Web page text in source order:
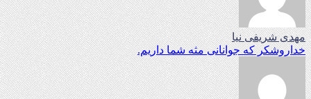
مهدی شریفی نیا
خداروشکر که جوانانی مثه شما داریم.